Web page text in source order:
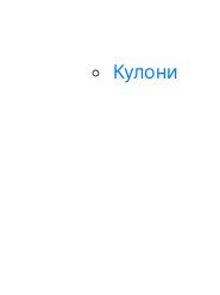
Кулони